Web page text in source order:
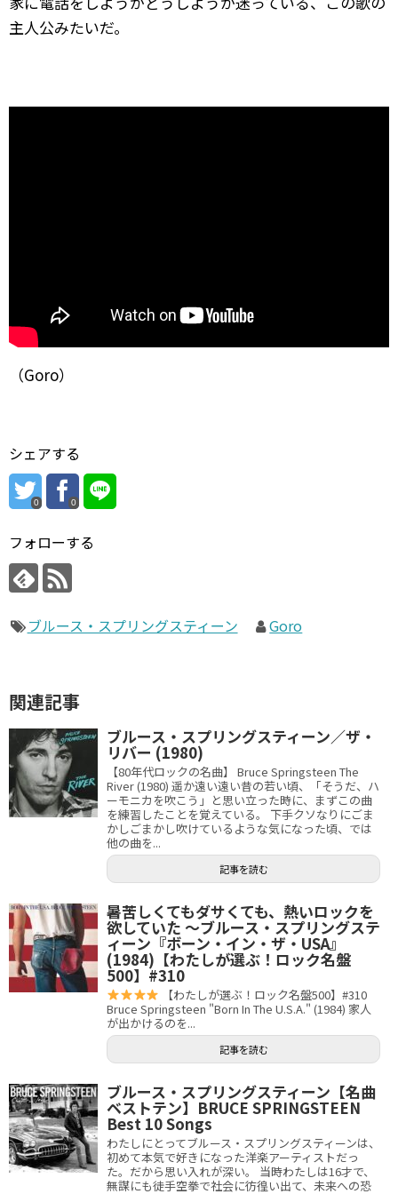
主人公みたいだ。
（Goro）
シェアする
0 0
フォローする
ブルース・スプリングスティーン Goro
関連記事
ブルース・スプリングスティーン／ザ・
リバー (1980)
【80年代ロックの名曲】 Bruce Springsteen The
River (1980) 遥か遠い遠い昔の若い頃、「そうだ、ハ
ーモニカを吹こう」と思い立った時に、まずこの曲
を練習したことを覚えている。 下手クソなりにごま
かしごまかし吹けているような気になった頃、では
他の曲を...
記事を読む
暑苦しくてもダサくても、熱いロックを
欲していた 〜ブルース・スプリングステ
ィーン『ボーン・イン・ザ・USA』
(1984)【わたしが選ぶ！ロック名盤
500】#310
【わたしが選ぶ！ロック名盤500】#310
Bruce Springsteen "Born In The U.S.A." (1984) 家人
が出かけるのを...
記事を読む
ブルース・スプリングスティーン【名曲
ベストテン】BRUCE SPRINGSTEEN
Best 10 Songs
わたしにとってブルース・スプリングスティーンは、
初めて本気で好きになった洋楽アーティストだっ
た。だから思い入れが深い。 当時わたしは16才で、
無謀にも徒手空拳で社会に彷徨い出て、未来への恐